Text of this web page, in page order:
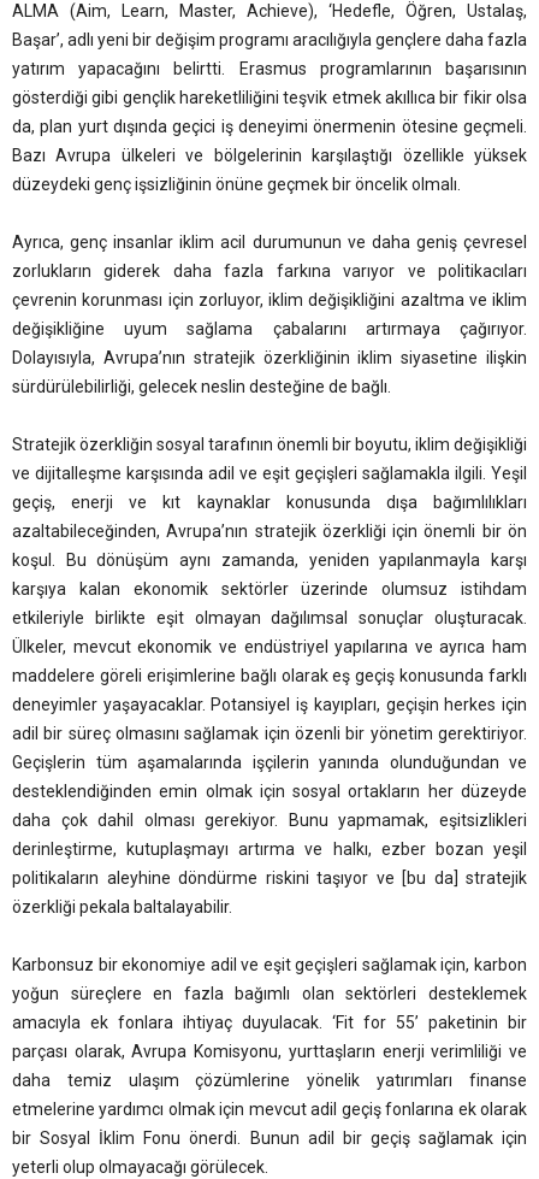
ALMA (Aim, Learn, Master, Achieve), ‘Hedefle, Öğren, Ustalaş,
Başar’, adlı yeni bir değişim programı aracılığıyla gençlere daha fazla
yatırım yapacağını belirtti. Erasmus programlarının başarısının
gösterdiği gibi gençlik hareketliliğini teşvik etmek akıllıca bir fikir olsa
da, plan yurt dışında geçici iş deneyimi önermenin ötesine geçmeli.
Bazı Avrupa ülkeleri ve bölgelerinin karşılaştığı özellikle yüksek
düzeydeki genç işsizliğinin önüne geçmek bir öncelik olmalı.
Ayrıca, genç insanlar iklim acil durumunun ve daha geniş çevresel
zorlukların giderek daha fazla farkına varıyor ve politikacıları
çevrenin korunması için zorluyor, iklim değişikliğini azaltma ve iklim
değişikliğine uyum sağlama çabalarını artırmaya çağırıyor.
Dolayısıyla, Avrupa’nın stratejik özerkliğinin iklim siyasetine ilişkin
sürdürülebilirliği, gelecek neslin desteğine de bağlı.
Stratejik özerkliğin sosyal tarafının önemli bir boyutu, iklim değişikliği
ve dijitalleşme karşısında adil ve eşit geçişleri sağlamakla ilgili. Yeşil
geçiş, enerji ve kıt kaynaklar konusunda dışa bağımlılıkları
azaltabileceğinden, Avrupa’nın stratejik özerkliği için önemli bir ön
koşul. Bu dönüşüm aynı zamanda, yeniden yapılanmayla karşı
karşıya kalan ekonomik sektörler üzerinde olumsuz istihdam
etkileriyle birlikte eşit olmayan dağılımsal sonuçlar oluşturacak.
Ülkeler, mevcut ekonomik ve endüstriyel yapılarına ve ayrıca ham
maddelere göreli erişimlerine bağlı olarak eş geçiş konusunda farklı
deneyimler yaşayacaklar. Potansiyel iş kayıpları, geçişin herkes için
adil bir süreç olmasını sağlamak için özenli bir yönetim gerektiriyor.
Geçişlerin tüm aşamalarında işçilerin yanında olunduğundan ve
desteklendiğinden emin olmak için sosyal ortakların her düzeyde
daha çok dahil olması gerekiyor. Bunu yapmamak, eşitsizlikleri
derinleştirme, kutuplaşmayı artırma ve halkı, ezber bozan yeşil
politikaların aleyhine döndürme riskini taşıyor ve [bu da] stratejik
özerkliği pekala baltalayabilir.
Karbonsuz bir ekonomiye adil ve eşit geçişleri sağlamak için, karbon
yoğun süreçlere en fazla bağımlı olan sektörleri desteklemek
amacıyla ek fonlara ihtiyaç duyulacak. ‘Fit for 55’ paketinin bir
parçası olarak, Avrupa Komisyonu, yurttaşların enerji verimliliği ve
daha temiz ulaşım çözümlerine yönelik yatırımları finanse
etmelerine yardımcı olmak için mevcut adil geçiş fonlarına ek olarak
bir Sosyal İklim Fonu önerdi. Bunun adil bir geçiş sağlamak için
yeterli olup olmayacağı görülecek.